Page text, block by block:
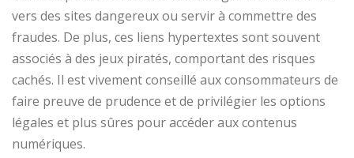
vers des sites dangereux ou servir à commettre des
fraudes. De plus, ces liens hypertextes sont souvent
associés à des jeux piratés, comportant des risques
cachés. Il est vivement conseillé aux consommateurs de
faire preuve de prudence et de privilégier les options
légales et plus sûres pour accéder aux contenus
numériques.